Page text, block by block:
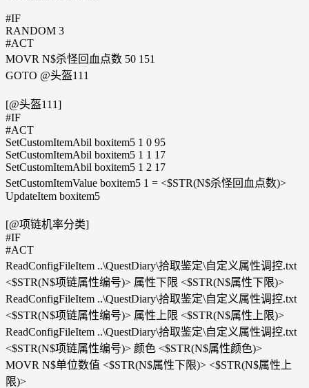
#IF
RANDOM 3
#ACT
MOVR N$杀怪回血点数 50 151
GOTO @头盔111
[@头盔111]
#IF
#ACT
SetCustomItemAbil boxitem5 1 0 95
SetCustomItemAbil boxitem5 1 1 17
SetCustomItemAbil boxitem5 1 2 17
SetCustomItemValue boxitem5 1 = <$STR(N$杀怪回血点数)>
UpdateItem boxitem5
[@项链机率分类]
#IF
#ACT
ReadConfigFileItem ..\QuestDiary\拾取鉴定\自定义属性调控.txt
<$STR(N$项链属性编号)> 属性下限 <$STR(N$属性下限)>
ReadConfigFileItem ..\QuestDiary\拾取鉴定\自定义属性调控.txt
<$STR(N$项链属性编号)> 属性上限 <$STR(N$属性上限)>
ReadConfigFileItem ..\QuestDiary\拾取鉴定\自定义属性调控.txt
<$STR(N$项链属性编号)> 颜色 <$STR(N$属性颜色)>
MOVR N$单位数值 <$STR(N$属性下限)> <$STR(N$属性上
限)>